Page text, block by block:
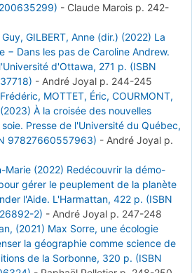
- Claude Marois p. 242-
GILBERT, Anne (dir.) (2022) La
− Dans les pas de Caroline Andrew.
d'Ottawa, 271 p. (ISBN
- André Joyal p. 244-245
Frédéric, MOTTET, Éric, COURMONT,
À la croisée des nouvelles
Presse de l'Université du Québec,
97827660557963) - André Joyal p.
Marie (2022) Redécouvrir la démo-
gérer le peuplement de la planète
l'Aide. L'Harmattan, 422 p. (ISBN
2) - André Joyal p. 247-248
(2021) Max Sorre, une écologie
la géographie comme science de
de la Sorbonne, 320 p. (ISBN